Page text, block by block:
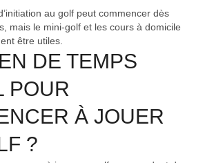
au golf peut commencer dès
mais le mini-golf et les cours à domicile
être utiles.
DE TEMPS
POUR
À JOUER
?